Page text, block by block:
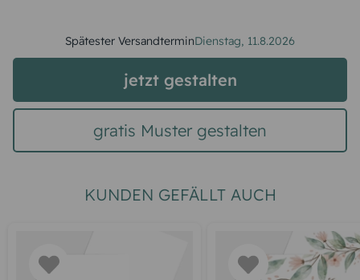
Spätester VersandterminDienstag, 11.8.2026
jetzt gestalten
gratis Muster gestalten
KUNDEN GEFÄLLT AUCH